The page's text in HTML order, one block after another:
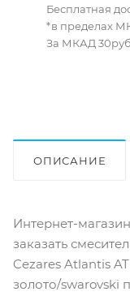
Бесплатная
*в пределах
За МКАД
ОПИСАНИЕ
Интернет-
заказать
Cezares Atlantis
золото/swarovski